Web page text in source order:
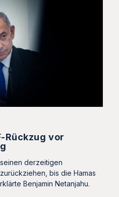
Rückzug vor
derzeitigen
bis die Hamas
Benjamin Netanjahu.